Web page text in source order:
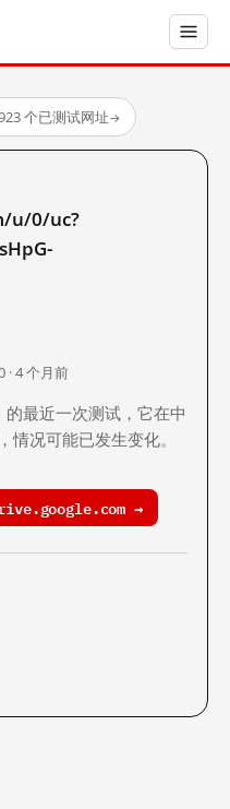
个已测试网址→
u/0/uc?
· 4 个月前
最近一次测试，它在中
况可能已发生变化。
→